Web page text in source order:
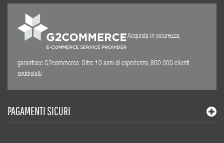
Acquista in sicurezza,
garantisce G2commerce. Oltre 10 anni di esperienza, 800.000 clienti
soddisfatti
PAGAMENTI SICURI